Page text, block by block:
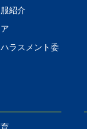
紹介
ラスメント委